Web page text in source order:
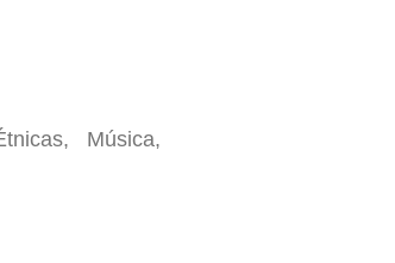
Música,